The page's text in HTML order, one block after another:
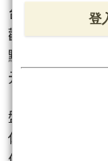
台股今日盤中
觀望。加權指
點，目前仍力
元。
盤面焦點顯示
休兵，拖累指
登